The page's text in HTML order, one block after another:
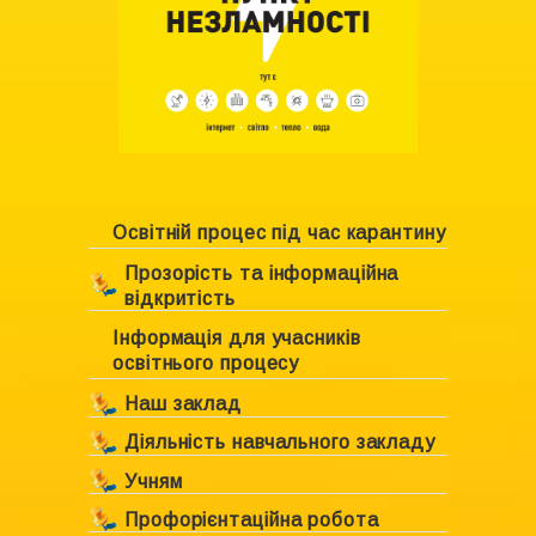
Освітній процес під час карантину
Прозорість та інформаційна
відкритість
Ліцензування закладу
Свідоцтво про право власності
Положення про академічну
доброчесність
Статут навчального закладу
Інформація для учасників
освітнього процесу
Наш заклад
Інформація про навчальний
заклад
Керівництво навчального
Діяльність навчального закладу
План роботи Комунального
закладу «Харківська спеціальна
Учням
Розклад уроків
Профорієнтаційна робота